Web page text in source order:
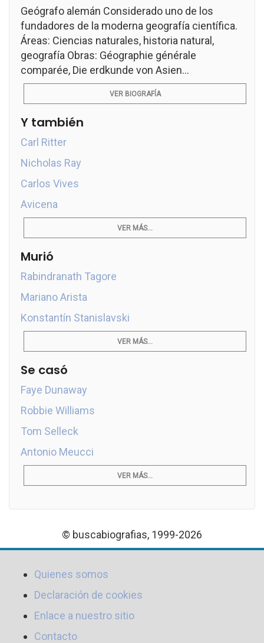
Geógrafo alemán Considerado uno de los
fundadores de la moderna geografía científica.
Áreas: Ciencias naturales, historia natural,
geografía Obras: Géographie générale
comparée, Die erdkunde von Asien...
VER BIOGRAFÍA
Y también
Carl Ritter
Nicholas Ray
Carlos Vives
Avicena
VER MÁS...
Murió
Rabindranath Tagore
Mariano Arista
Konstantín Stanislavski
VER MÁS...
Se casó
Faye Dunaway
Robbie Williams
Tom Selleck
Antonio Meucci
VER MÁS...
© buscabiografias, 1999-2026
Quienes somos
Declaración de cookies
Enlace a nuestro sitio
Contacto